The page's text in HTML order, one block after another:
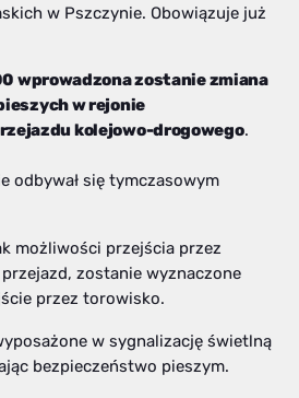
w Pszczynie. Obowiązuje już
wprowadzona zostanie zmiana
w rejonie
kolejowo-drogowego.
odbywał się tymczasowym
możliwości przejścia przez
zostanie wyznaczone
przez torowisko.
w sygnalizację świetlną
bezpieczeństwo pieszym.